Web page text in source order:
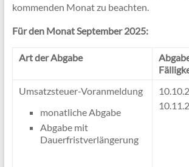
kommenden Monat zu beachten.
Für den Monat September 2025:
Art der Abgabe
Umsatzsteuer-Voranmeldung
monatliche Abgabe
Abgabe mit
Dauerfristverlängerung